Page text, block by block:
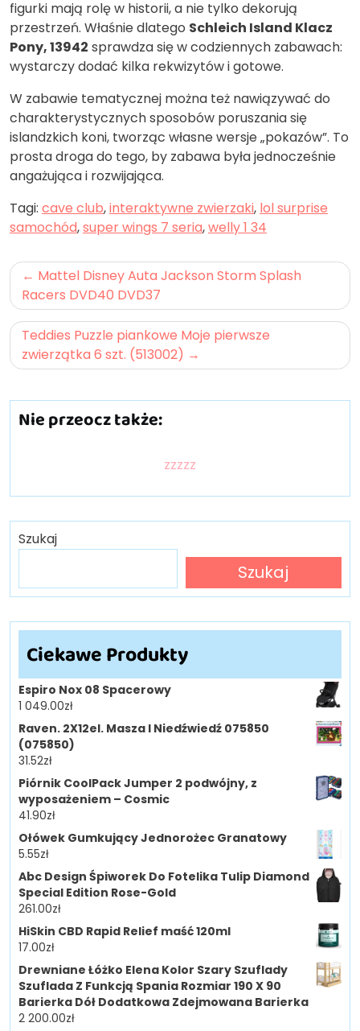
figurki mają rolę w historii, a nie tylko dekorują
przestrzeń. Właśnie dlatego Schleich Island Klacz
Pony, 13942 sprawdza się w codziennych zabawach:
wystarczy dodać kilka rekwizytów i gotowe.
W zabawie tematycznej można też nawiązywać do
charakterystycznych sposobów poruszania się
islandzkich koni, tworząc własne wersje „pokazów”. To
prosta droga do tego, by zabawa była jednocześnie
angażująca i rozwijająca.
Tagi: cave club,interaktywne zwierzaki, lol surprise
samochód,super wings 7 seria,welly 1 34
Nawigacja
wpisu
Mattel Disney Auta Jackson Storm Splash
Racers DVD40 DVD37
Teddies Puzzle piankowe Moje pierwsze
zwierzątka 6 szt. (513002)
Nie przeocz także:
zzzzz
Szukaj
Szukaj
Ciekawe Produkty
Espiro Nox 08 Spacerowy
1 049.00zł
Raven. 2X12el. Masza I Niedźwiedź 075850
(075850)
31.52zł
Piórnik CoolPack Jumper 2 podwójny, z
wyposażeniem – Cosmic
41.90zł
Ołówek Gumkujący Jednorożec Granatowy
5.55zł
Abc Design Śpiworek Do Fotelika Tulip Diamond
Special Edition Rose-Gold
261.00zł
HiSkin CBD Rapid Relief maść 120ml
17.00zł
Drewniane Łóżko Elena Kolor Szary Szuflady
Szuflada Z Funkcją Spania Rozmiar 190 X 90
Barierka Dół Dodatkowa Zdejmowana Barierka
2 200.00zł